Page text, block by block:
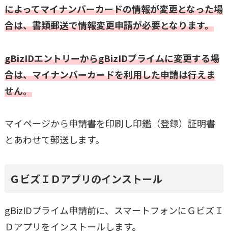
によってマイナンバーカードの情報が変更となった場
合は、書類郵送で情報変更申請が必要となります。
gBizIDエントリーからgBizIDプライムに変更する場
合は、マイナンバーカードを利用した申請は行えま
せん。
マイページから申請書を印刷し印鑑（登録）証明書
とあわせて郵送します。
ＧビズＩＤアプリのインストール
gBizIDプライム申請前に、スマートフォンにＧビズＩ
Ｄアプリをインストールします。